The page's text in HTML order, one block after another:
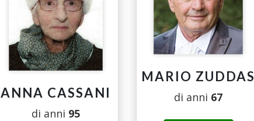
MARIO ZUDDAS
di anni 67
ANNA CASSANI
di anni 95